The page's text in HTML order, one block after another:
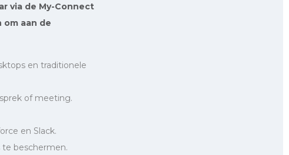
via de My-Connect
aan de
en traditionele
of meeting.
en Slack.
beschermen.